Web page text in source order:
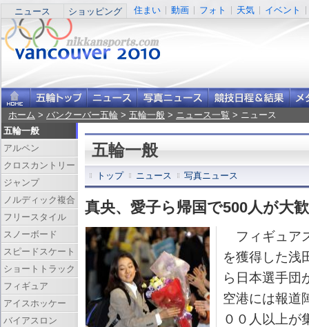
ニュース ショッピング 住まい 動画 フォト 天気 イベント
ホーム > バンクーバー五輪 > 五輪一般 > ニュース一覧 > ニュース
五輪一般
トップ ニュース 写真ニュース
真央、愛子ら帰国で500人が大
フィギュア
を獲得した浅
ら日本選手団
空港には報道
００人以上が
五輪一般
アルペン
クロスカントリー
ジャンプ
ノルディック複合
フリースタイル
スノーボード
スピードスケート
ショートトラック
フィギュア
アイスホッケー
バイアスロン